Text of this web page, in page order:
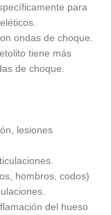
para
ondas de choque.
tiene más
de choque.
lesiones
hombros, codos)
del hueso